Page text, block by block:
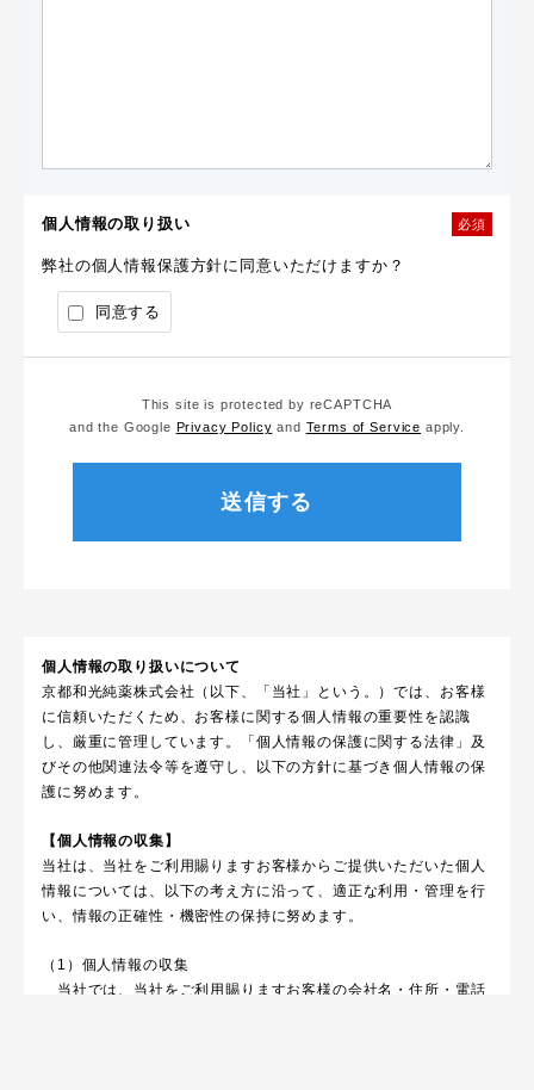
個人情報の取り扱い 必須
弊社の個人情報保護方針に同意いただけますか？
同意する
This site is protected by reCAPTCHA
and the Google Privacy Policy and Terms of Service apply.
個人情報の取り扱いについて
京都和光純薬株式会社（以下、「当社」という。）では、お客様
に信頼いただくため、お客様に関する個人情報の重要性を認識
し、厳重に管理しています。「個人情報の保護に関する法律」及
びその他関連法令等を遵守し、以下の方針に基づき個人情報の保
護に努めます。
【個人情報の収集】
当社は、当社をご利用賜りますお客様からご提供いただいた個人
情報については、以下の考え方に沿って、適正な利用・管理を行
い、情報の正確性・機密性の保持に努めます。
（1）個人情報の収集
当社では、当社をご利用賜りますお客様の会社名・住所・電話